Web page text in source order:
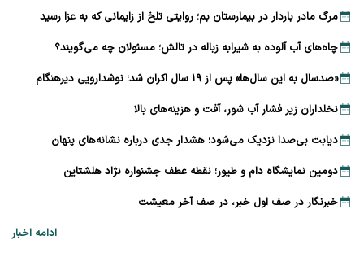
مرگ مادر باردار در بیمارستان بم؛ روایتی تلخ از زایمانی که به عزا رسید
چاه‌های آب آلوده به شیرابه زباله در تالش؛ مسئولان چه می‌گویند؟
«صدسال به این سال‌ها» پس از ۱۹ سال اکران شد؛ نوشدارویی دیرهنگام
نخلداران زیر فشار آب شور، آفت و هزینه‌های بالا
دیابت بی‌صدا نزدیک می‌شود؛ هشدار جدی درباره نشانه‌های پنهان
دومین نمایشگاه دام و طیور؛ نقطه عطف جشنواره نژاد هلشتاین
خبرنگار در صف اول خبر، در صف آخر معیشت
ادامه اخبار